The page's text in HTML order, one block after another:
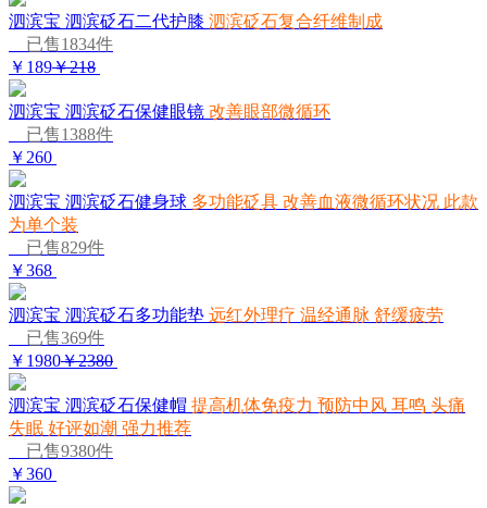
泗滨宝 泗滨砭石二代护膝 泗滨砭石复合纤维制成
已售1834件
￥189￥218
泗滨宝 泗滨砭石保健眼镜 改善眼部微循环
已售1388件
￥260
泗滨宝 泗滨砭石健身球 多功能砭具 改善血液微循环状况 此款
为单个装
已售829件
￥368
泗滨宝 泗滨砭石多功能垫 远红外理疗 温经通脉 舒缓疲劳
已售369件
￥1980￥2380
泗滨宝 泗滨砭石保健帽 提高机体免疫力 预防中风 耳鸣 头痛
失眠 好评如潮 强力推荐
已售9380件
￥360